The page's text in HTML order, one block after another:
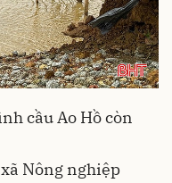
cầu Ao Hồ còn
Nông nghiệp